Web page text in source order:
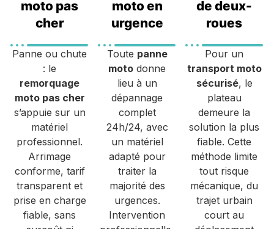
moto pas
cher
Panne ou chute
: le
remorquage
moto pas cher
s’appuie sur un
matériel
professionnel.
Arrimage
conforme, tarif
transparent et
prise en charge
fiable, sans
moto en
urgence
Toute panne
moto donne
lieu à un
dépannage
complet
24h/24, avec
un matériel
adapté pour
traiter la
majorité des
urgences.
Intervention
de deux-
roues
Pour un
transport moto
sécurisé, le
plateau
demeure la
solution la plus
fiable. Cette
méthode limite
tout risque
mécanique, du
trajet urbain
court au